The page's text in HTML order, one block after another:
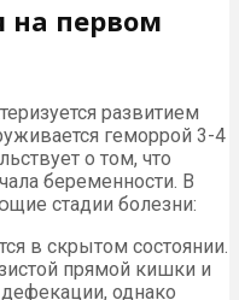
на первом
развитием
геморрой 3-4
о том, что
беременности. В
стадии болезни:
в скрытом состоянии.
прямой кишки и
однако